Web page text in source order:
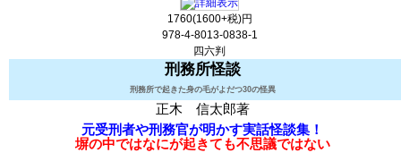
1760(1600+税)円
978-4-8013-0838-1
四六判
刑務所怪談
刑務所で起きた身の毛がよだつ30の怪異
正木 信太郎著
元受刑者や刑務官が明かす実話怪談集！
塀の中ではなにが起きても不思議ではない